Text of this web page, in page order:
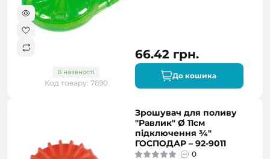
В наявності
Код товару: 7690
66.42 грн.
До кошика
Зрошувач для поливу
"Равлик" Ø 11см
підключення ¾"
ГОСПОДАР – 92-9011
0